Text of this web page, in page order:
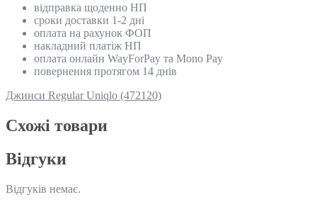
відправка щоденно НП
сроки доставки 1-2 дні
оплата на рахунок ФОП
накладний платіж НП
оплата онлайн WayForPay та Mono Pay
повернення протягом 14 днів
Джинси Regular Uniqlo (472120)
Схожi товари
Відгуки
Відгуків немає.